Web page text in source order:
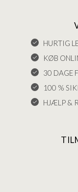
HURTIG
KØB
30 DAGE
100 %
HJÆLP &